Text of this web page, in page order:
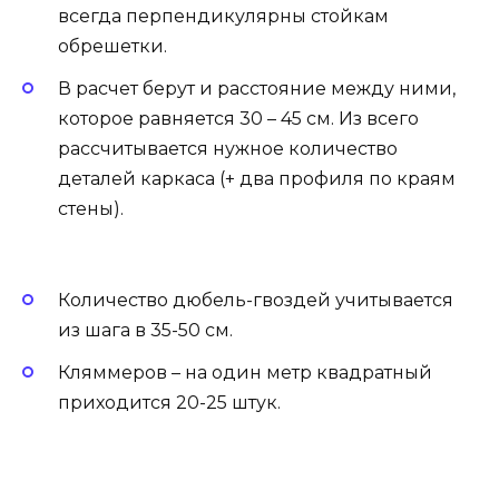
всегда перпендикулярны стойкам
обрешетки.
В расчет берут и расстояние между ними,
которое равняется 30 – 45 см. Из всего
рассчитывается нужное количество
деталей каркаса (+ два профиля по краям
стены).
Количество дюбель-гвоздей учитывается
из шага в 35-50 см.
Кляммеров – на один метр квадратный
приходится 20-25 штук.